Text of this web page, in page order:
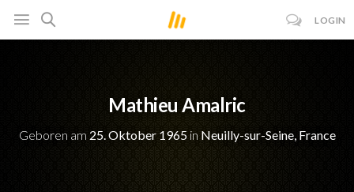
LOGIN
Mathieu Amalric
Geboren am 25. Oktober 1965in Neuilly-sur-Seine, France